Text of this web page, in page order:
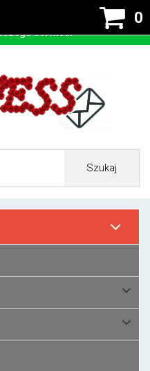
0
Szukaj
- czyli tzw ciastek w celu
przyjmowanie cookies
serwisu.